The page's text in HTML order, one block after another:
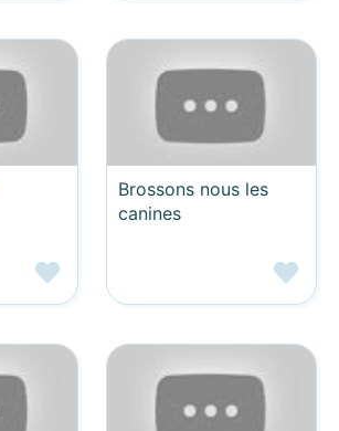
Brossons nous les
canines